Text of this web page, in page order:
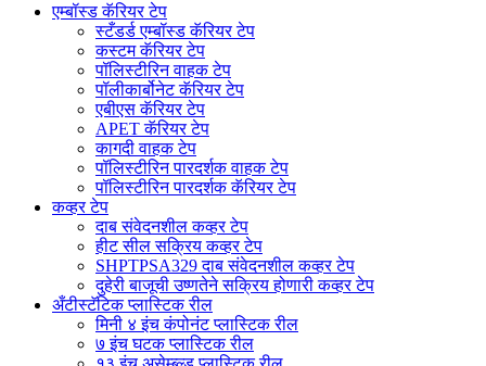
एम्बॉस्ड कॅरियर टेप
स्टँडर्ड एम्बॉस्ड कॅरियर टेप
कस्टम कॅरियर टेप
पॉलिस्टीरिन वाहक टेप
पॉलीकार्बोनेट कॅरियर टेप
एबीएस कॅरियर टेप
APET कॅरियर टेप
कागदी वाहक टेप
पॉलिस्टीरिन पारदर्शक वाहक टेप
पॉलिस्टीरिन पारदर्शक कॅरियर टेप
कव्हर टेप
दाब संवेदनशील कव्हर टेप
हीट सील सक्रिय कव्हर टेप
SHPTPSA329 दाब संवेदनशील कव्हर टेप
दुहेरी बाजूची उष्णतेने सक्रिय होणारी कव्हर टेप
अँटीस्टॅटिक प्लास्टिक रील
मिनी ४ इंच कंपोनंट प्लास्टिक रील
७ इंच घटक प्लास्टिक रील